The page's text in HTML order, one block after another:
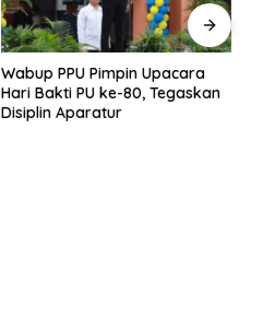
Bupati PPU Hadiri Pembahasan
Final Batas Wilayah IKN di
Jakarta